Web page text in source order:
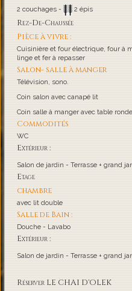
2 couchages - 2 épis
Rez-De-Chaussée
Pièce à vivre :
Cuisinière et four électrique, four à
linge et fer à repasser
Salon- salle à manger
Télévision, sono.
Coin salon avec canapé lit
Coin salle à manger avec table ronde
Commodités
WC
Extérieur :
Salon de jardin - Terrasse + grand
Etage
chambre
avec lit double
Salle de Bain :
Douche - Lavabo
Extérieur :
Salon de jardin - Terrasse + grand
Réserver LE CHAI D'OLEK